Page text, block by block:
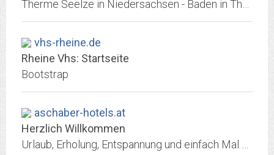
vhs-rheine.de
Rheine Vhs: Startseite
Bootstrap
aschaber-hotels.at
Herzlich Willkommen